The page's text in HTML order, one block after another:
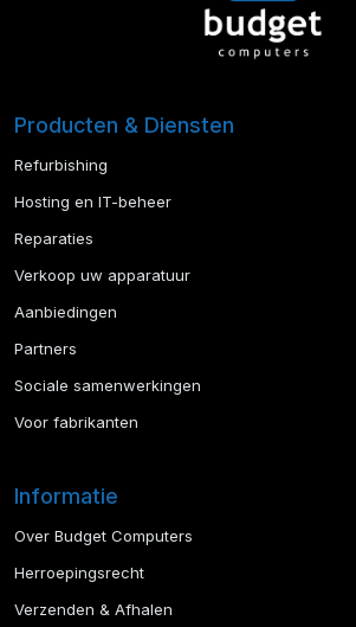
Producten & Diensten
Refurbishing
Hosting en IT-beheer
Reparaties
Verkoop uw apparatuur
Aanbiedingen
Partners
Sociale samenwerkingen
Voor fabrikanten
Informatie
Over Budget Computers
Herroepingsrecht
Verzenden & Afhalen